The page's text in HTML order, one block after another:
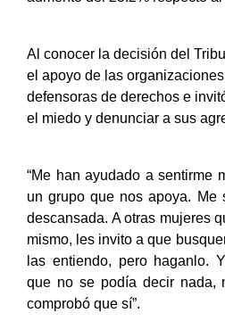
Al conocer la decisión del
el apoyo de las
defensoras de derechos e
el miedo y denunciar a sus
“Me han ayudado a sentirme
un grupo que nos apoya. Me
descansada. A otras mujeres
mismo, les invito a que
las entiendo, pero haganlo.
que no se podía decir nada,
comprobó que sí”.